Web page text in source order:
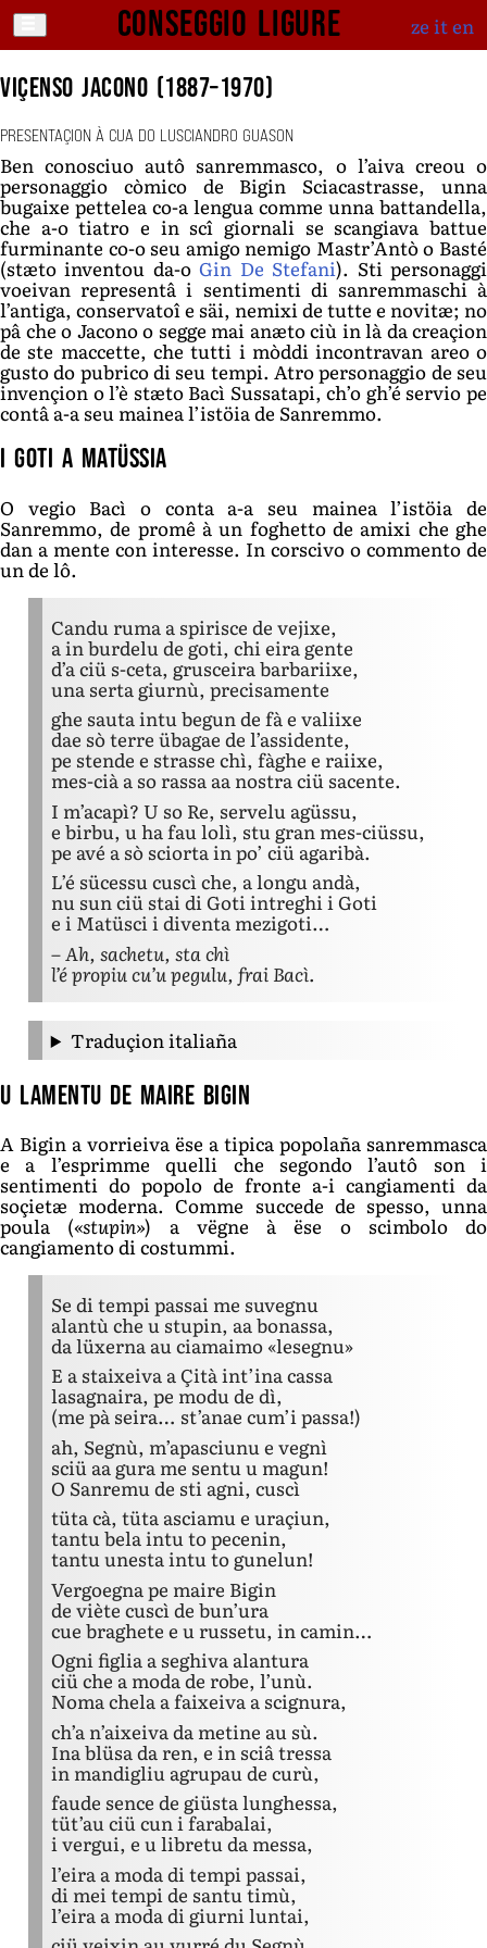
Conseggio ligure ze iten
Viçenso Jacono (1887–1970)
PRESENTAÇION À CUA DO LUSCIANDRO GUASON
Ben conosciuo autô sanremmasco, o l’aiva creou o
personaggio còmico de Bigin Sciacastrasse, unna
bugaixe pettelea co-a lengua comme unna battandella,
che a-o tiatro e in scî giornali se scangiava battue
furminante co-o seu amigo nemigo Mastr’Antò o Basté
(stæto inventou da-oGin De Stefani). Sti personaggi
voeivan representâ i sentimenti di sanremmaschi à
l’antiga, conservatoî e säi, nemixi de tutte e novitæ; no
pâ che o Jacono o segge mai anæto ciù in là da creaçion
de ste maccette, che tutti i mòddi incontravan areo o
gusto do pubrico di seu tempi. Atro personaggio de seu
invençion o l’è stæto Bacì Sussatapi, ch’o gh’é servio pe
contâ a-a seu mainea l’istöia de Sanremmo.
I Goti a Matüssia
O vegio Bacì o conta a-a seu mainea l’istöia de
Sanremmo, de promê à un foghetto de amixi che ghe
dan a mente con interesse. In corscivo o commento de
un de lô.
Candu ruma a spirisce de vejixe,
a in burdelu de goti, chi eira gente
d’a ciü s-ceta, grusceira barbariixe,
una serta giurnù, precisamente
ghe sauta intu begun de fà e valiixe
dae sò terre übagae de l’assidente,
pe stende e strasse chì, fàghe e raiixe,
mes-cià a so rassa aa nostra ciü sacente.
I m’acapì? U so Re, servelu agüssu,
e birbu, u ha fau lolì, stu gran mes-ciüssu,
pe avé a sò sciorta in po’ ciü agaribà.
L’é sücessu cuscì che, a longu andà,
nu sun ciü stai di Goti intreghi i Goti
e i Matüsci i diventa mezigoti…
– Ah, sachetu, sta chì
l’é propiu cu’u pegulu, frai Bacì.
Traduçion italiaña
U lamentu de maire Bigin
A Bigin a vorrieiva ëse a tipica popolaña sanremmasca
e a l’esprimme quelli che segondo l’autô son i
sentimenti do popolo de fronte a-i cangiamenti da
soçietæ moderna. Comme succede de spesso, unna
poula («stupin») a vëgne à ëse o scimbolo do
cangiamento di costummi.
Se di tempi passai me suvegnu
alantù che u stupin, aa bonassa,
da lüxerna au ciamaimo «lesegnu»
E a staixeiva a Çità int’ina cassa
lasagnaira, pe modu de dì,
(me pà seira… st’anae cum’i passa!)
ah, Segnù, m’apasciunu e vegnì
sciü aa gura me sentu u magun!
O Sanremu de sti agni, cuscì
tüta cà, tüta asciamu e uraçiun,
tantu bela intu to pecenin,
tantu unesta intu to gunelun!
Vergoegna pe maire Bigin
de viète cuscì de bun’ura
cue braghete e u russetu, in camin…
Ogni figlia a seghiva alantura
ciü che a moda de robe, l’unù.
Noma chela a faixeiva a scignura,
ch’a n’aixeiva da metine au sù.
Ina blüsa da ren, e in sciâ tressa
in mandigliu agrupau de curù,
faude sence de giüsta lunghessa,
tüt’au ciü cun i farabalai,
i vergui, e u libretu da messa,
l’eira a moda di tempi passai,
di mei tempi de santu timù,
l’eira a moda di giurni luntai,